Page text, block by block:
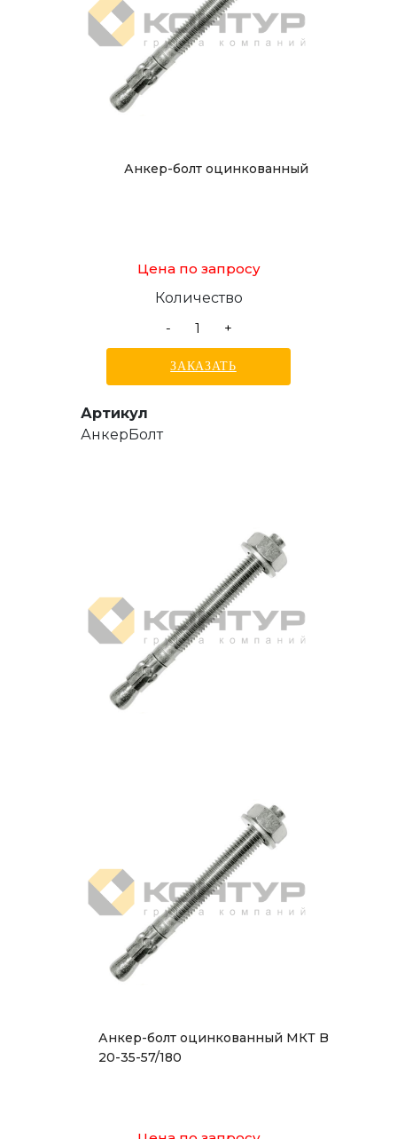
Анкер-болт оцинкованный
Цена по запросу
Количество
-
+
ЗАКАЗАТЬ
Артикул
АнкерБолт
Анкер-болт оцинкованный МКТ B
20-35-57/180